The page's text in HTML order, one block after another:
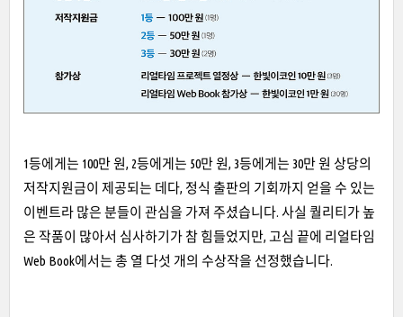
1등에게는 100만 원, 2등에게는 50만 원, 3등에게는 30만 원 상당의
저작지원금이 제공되는 데다, 정식 출판의 기회까지 얻을 수 있는
이벤트라 많은 분들이 관심을 가져 주셨습니다. 사실 퀄리티가 높
은 작품이 많아서 심사하기가 참 힘들었지만, 고심 끝에 리얼타임
Web Book에서는 총 열 다섯 개의 수상작을 선정했습니다.